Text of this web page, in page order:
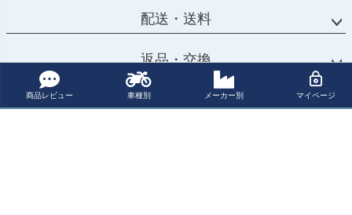
商品レビュー 車種別 メーカー別 マイページ
配送・送料
返品・交換
お問合せ先